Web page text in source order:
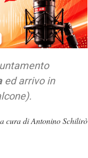
ed arrivo in
).
cura di Antonino Schilirò